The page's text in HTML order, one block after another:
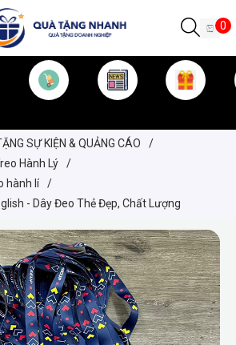
0
SỰ KIỆN & QUẢNG CÁO
/
Hành Lý
/
hành lí
/
- Dây Đeo Thẻ Đẹp, Chất Lượng